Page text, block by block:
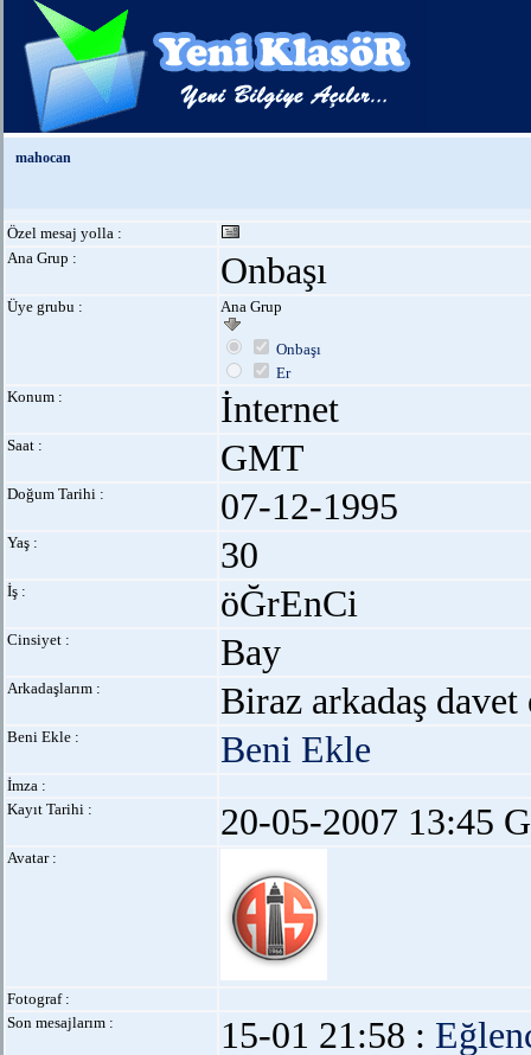
mahocan
Özel mesaj yolla :
Ana Grup :
Onbaşı
Üye grubu : Ana Grup
Onbaşı
Er
Konum :
İnternet
Saat : GMT
Doğum Tarihi : 07-12-1995
Yaş : 30
İş : öĞrEnCi
Cinsiyet : Bay
Arkadaşlarım : Biraz arkadaş davet
Beni Ekle : Beni Ekle
İmza :
Kayıt Tarihi :
20-05-2007 13:45
Avatar :
Fotograf :
Son mesajlarım :
15-01 21:58 :